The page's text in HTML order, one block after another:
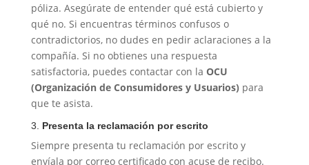
póliza. Asegúrate de entender qué está cubierto y
qué no. Si encuentras términos confusos o
contradictorios, no dudes en pedir aclaraciones a la
compañía. Si no obtienes una respuesta
satisfactoria, puedes contactar con la OCU
(Organización de Consumidores y Usuarios) para
que te asista.
3. Presenta la reclamación por escrito
Siempre presenta tu reclamación por escrito y
envíala por correo certificado con acuse de recibo.